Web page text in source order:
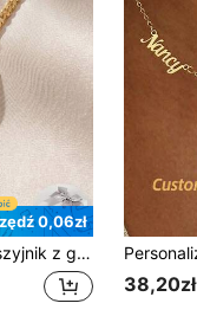
0,06zł
Personalizowany naszyjnik z grawerowanym zdjęciem, wisiorek portretowy ze stali nierdzewnej 18K w kolorze złotym i srebrnym, spersonalizowana biżuteria rodzinna i dla zwierząt
38,20zł